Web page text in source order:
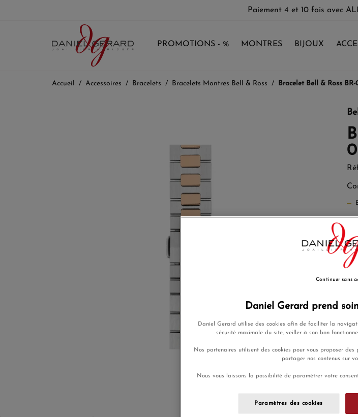
Paiement 4 et 10 fois avec
PROMOTIONS - % MONTRES BIJOUX
Accueil Accessoires Bracelets Bracelets Montres Bell & Ross Bracelet Bell & Ross
Daniel Gerard prend
Daniel Gerard utilise des cookies afin de faciliter la
sécurité maximale du site, veiller à son bon
Nos partenaires utilisent des cookies pour vous proposer
partager nos contenus sur
Nous vous laissons la possibilité de paramétrer votre
Paramètres des cookies
Continuer sans